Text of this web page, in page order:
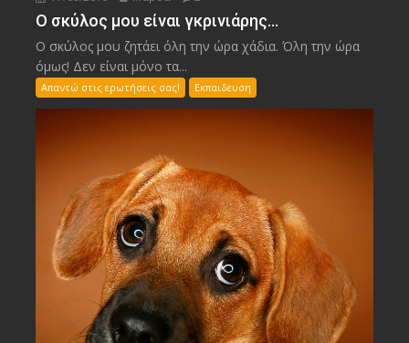
Ο σκύλος μου είναι γκρινιάρης…
Ο σκύλος μου ζητάει όλη την ώρα χάδια. Όλη την ώρα
όμως! Δεν είναι μόνο τα...
Απαντώ στις ερωτήσεις σας! Εκπαιδευση